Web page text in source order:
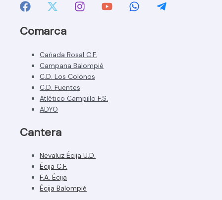
Comarca
Cañada Rosal C.F.
Campana Balompié
C.D. Los Colonos
C.D. Fuentes
Atlético Campillo F.S.
ADYO
Cantera
Nevaluz Écija U.D.
Écija C.F.
F.A. Écija
Écija Balompié